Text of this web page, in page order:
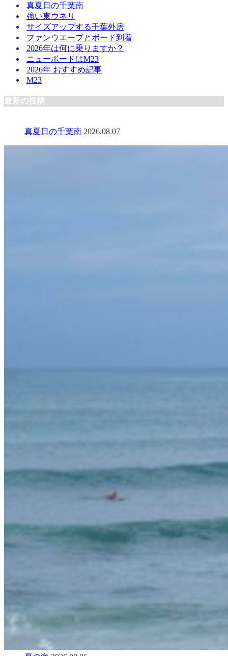
真夏日の千葉南
強い東ウネリ
サイズアップする千葉外房
ファンウエーブとボード到着
2026年は何に乗りますか？
ニューボードはM23
2026年 おすすめ記事
M23
最新の投稿
真夏日の千葉南 2026.08.07